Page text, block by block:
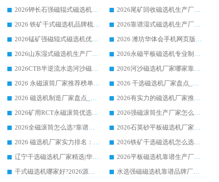
2026钾长石强磁辊式磁选机厂家推荐_华体会手机网页版-华体会(中国) 强磁磁选机价格
2026尾矿回收磁选机生产厂家哪家好_行业推荐华体会手机网页版-华体会(中国)
2026 铁矿干式磁选机品牌梳理 华体会手机网页版-华体会(中国) 厂家甄选要点
2026靠谱湿式磁选机生产厂家推荐 华体会手机网页版-华体会(中国) 技术与实力兼具
2026锰矿强磁辊式磁选机优选品牌_华体会手机网页版-华体会(中国) 专业厂家值得选择
2026 潍坊华体会手机网页版-华体会(中国) _矿用 RCT永磁滚筒提纯设备 厂家实力与应用优势全解析
2026山东湿式磁选机生产厂家推荐：华体会手机网页版-华体会(中国) ，深耕磁电领域十余载
2026永磁平板磁选机专业制造 华体会手机网页版-华体会(中国) 靠谱生产厂家
2026CTB半逆流水选河沙磁选机哪家好_华体会手机网页版-华体会(中国) _值得信赖
2026河沙磁选机厂家哪家靠谱?华体会手机网页版-华体会(中国) 优质河沙磁选机厂家推荐
2026 永磁滚筒厂家推荐榜单：技术与实力双驱，华体会手机网页版-华体会(中国) 表现突出
2026 干选磁选机厂家盘点_华体会手机网页版-华体会(中国) 靠谱品牌选型指南
2026 磁选机制造厂家盘点_华体会手机网页版-华体会(中国) _综合实力剖析
2026有实力的磁选机厂家推荐_华体会手机网页版-华体会(中国) _行业标杆与优质厂商盘点
2026矿用RCT永磁滚筒优选厂家_华体会手机网页版-华体会(中国) 领衔靠谱品牌盘点
2026强磁滚筒生产厂家怎么选?行业口碑推荐华体会手机网页版-华体会(中国)
2026全磁滚筒怎么选?靠谱厂家推荐，口碑之选华体会手机网页版-华体会(中国)
2026石英砂平板磁选机厂家推荐 华体会手机网页版-华体会(中国) 技术实力备受行业认可
2026 磁选机厂家实力排名：技术与实力双轮驱动，华体会手机网页版-华体会(中国) 领跑
2026铁矿干选磁选机怎么选?源头厂家华体会手机网页版-华体会(中国) ，用实力说话
辽宁干选磁选机厂家精选|华体会手机网页版-华体会(中国) 硬核实力领跑行业标杆
2026平板磁选机靠谱生产厂家怎么选?行业标杆华体会手机网页版-华体会(中国) ，凭硬实力脱颖而出
干式磁选机哪家好?2026源头厂家推荐_华体会手机网页版-华体会(中国) 强磁磁选机生产厂家
水选强磁磁选机靠谱品牌厂家推荐：华体会手机网页版-华体会(中国) ，技术实力与口碑双在线